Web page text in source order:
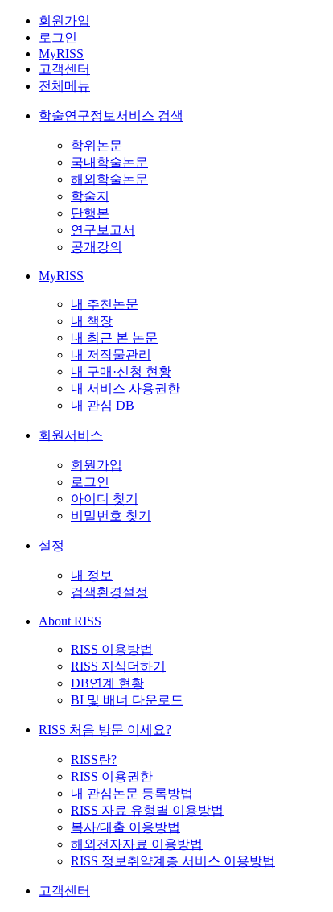
회원가입
로그인
MyRISS
고객센터
전체메뉴
학술연구정보서비스 검색
학위논문
국내학술논문
해외학술논문
학술지
단행본
연구보고서
공개강의
MyRISS
내 추천논문
내 책장
내 최근 본 논문
내 저작물관리
내 구매·신청 현황
내 서비스 사용권한
내 관심 DB
회원서비스
회원가입
로그인
아이디 찾기
비밀번호 찾기
설정
내 정보
검색환경설정
About RISS
RISS 이용방법
RISS 지식더하기
DB연계 현황
BI 및 배너 다운로드
RISS 처음 방문 이세요?
RISS란?
RISS 이용권한
내 관심논문 등록방법
RISS 자료 유형별 이용방법
복사/대출 이용방법
해외전자자료 이용방법
RISS 정보취약계층 서비스 이용방법
고객센터